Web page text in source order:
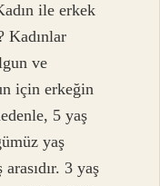
ile erkek
Kadınlar
ve
için erkeğin
5 yaş
yaş
3 yaş